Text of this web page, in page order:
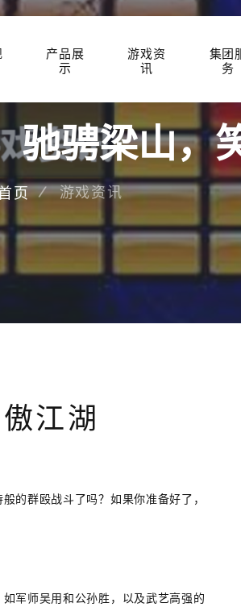
产品展
示
游戏资
讯
集团
务
驰骋梁山，
页 游戏资讯
江湖
的群殴战斗了吗？如果你准备好了，
军师吴用和公孙胜，以及武艺高强的